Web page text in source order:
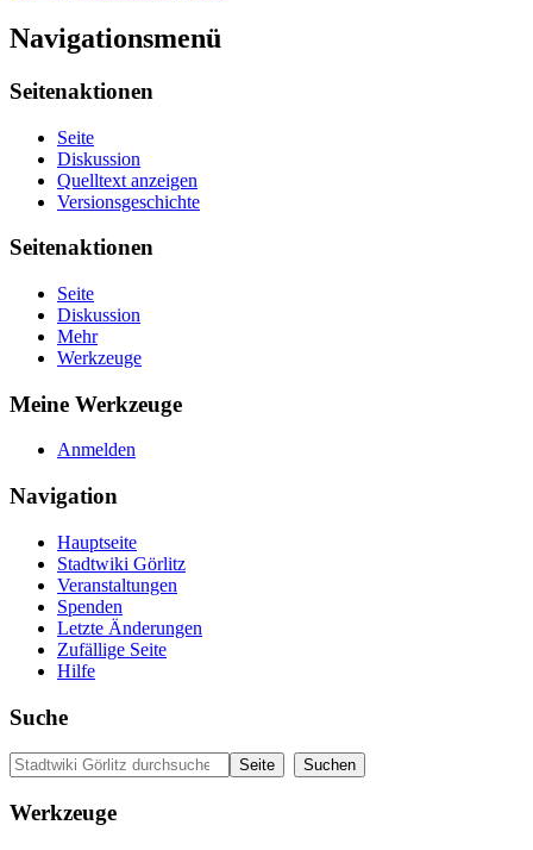
Navigationsmenü
Seitenaktionen
Seite
Diskussion
Quelltext anzeigen
Versionsgeschichte
Seitenaktionen
Seite
Diskussion
Mehr
Werkzeuge
Meine Werkzeuge
Anmelden
Navigation
Hauptseite
Stadtwiki Görlitz
Veranstaltungen
Spenden
Letzte Änderungen
Zufällige Seite
Hilfe
Suche
Werkzeuge